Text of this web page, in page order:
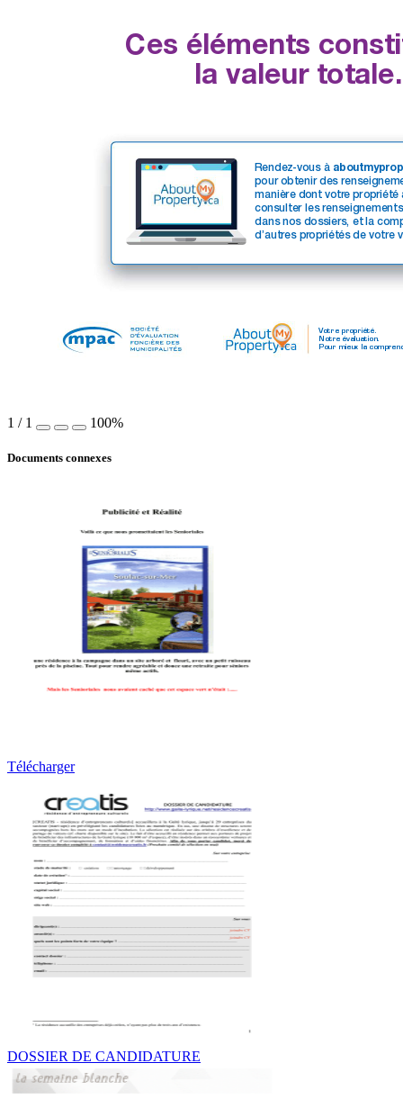
Ces éléments
la valeur totale.
Rendez-vous à
pour obtenir des
manière dont votre propriété
consulter les
dans nos dossiers, et la
d’autres propriétés de votre
Votr e propriété.
Notre évaluation.
Pour mieux la
1 / 1 100%
Documents connexes
Télécharger
DOSSIER DE CANDIDATURE